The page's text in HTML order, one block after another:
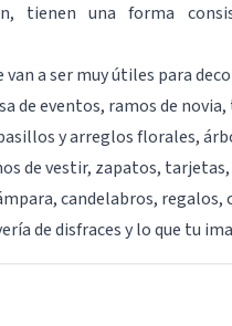
tienen una forma
van a ser muy útiles para
de eventos, ramos de
y arreglos florales,
de vestir, zapatos, tarjetas,
candelabros, regalos,
de disfraces y lo que tu